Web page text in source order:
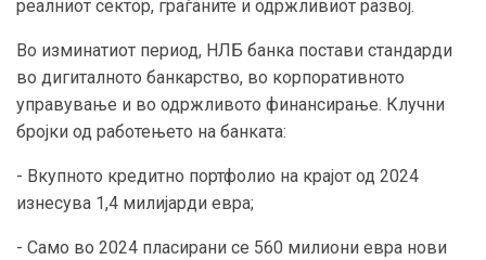
реалниот сектор, граѓаните и одржливиот развој.
Во изминатиот период, НЛБ банка постави стандарди
во дигиталното банкарство, во корпоративното
управување и во одржливото финансирање. Клучни
бројки од работењето на банката:
- Вкупното кредитно портфолио на крајот од 2024
изнесува 1,4 милијарди евра;
- Само во 2024 пласирани се 560 милиони евра нови